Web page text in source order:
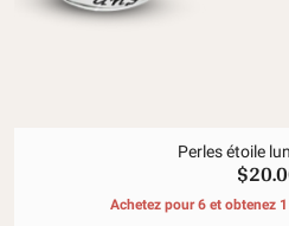
Perles étoile
Achetez pour 6 et obtenez 1